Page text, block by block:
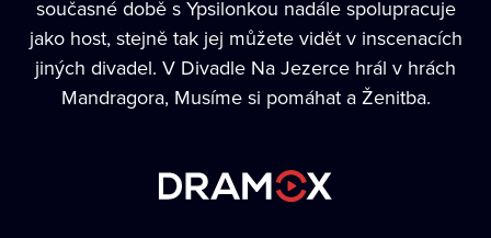
současné době s Ypsilonkou nadále spolupracuje
jako host, stejně tak jej můžete vidět v inscenacích
jiných divadel. V Divadle Na Jezerce hrál v hrách
Mandragora, Musíme si pomáhat a Ženitba.